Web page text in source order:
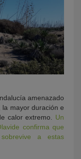
amenazado
mayor duración e
calor extremo. Un
confirma que
a estas